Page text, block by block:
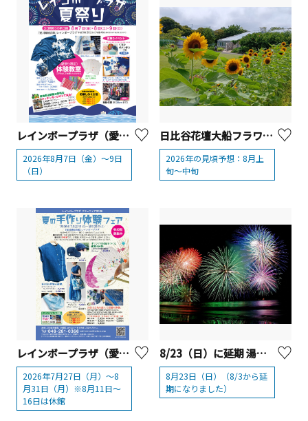
レインボープラザ（愛川繊維会館）夏祭り
2026年8月7日（金）～9日
（日）
日比谷花壇大船フラワーセンター「ひまわり」
2026年の見頃予想：8月上
旬～中旬
レインボープラザ（愛川繊維会館）サマーフェア2026「夏の手作り体験フェア」
2026年7月27日（月）～8
月31日（月）※8月11日～
16日は休館
8/23（日）に延期 湯河原温泉海上花火大会
8月23日（日）（8/3から延
期になりました）